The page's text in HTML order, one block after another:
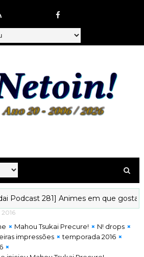
281] Animes em que gostaríamos de
Mahou Tsukai Precure!
N! drops
impressões
temporada 2016